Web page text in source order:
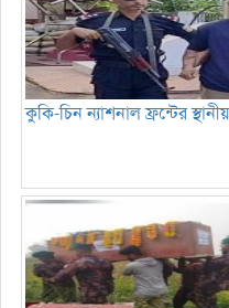
কুকি-চিন ন্যাশনাল ফ্রন্টের